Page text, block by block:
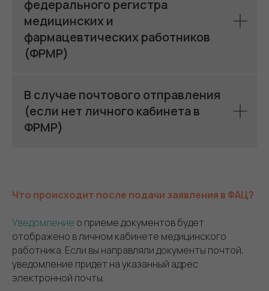
федерального регистра
медицинских и
фармацевтических работников
(ФРМР)
В случае почтового отправления
(если нет личного кабинета в
ФРМР)
Что происходит после подачи заявления в ФАЦ?
Уведомление о приеме документов будет
отображено в личном кабинете медицинского
работника. Если вы направляли документы почтой,
уведомление придет на указанный адрес
электронной почты.